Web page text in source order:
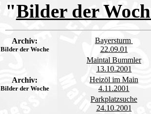
"Bilder der
Archiv:
Bilder der Woche
Bayersturm
22.09.01
Maintal Bummler
13.10.2001
Archiv:
Bilder der Woche
Heizöl im Main
4.11.2001
Parkplatzsuche
24.10.2001